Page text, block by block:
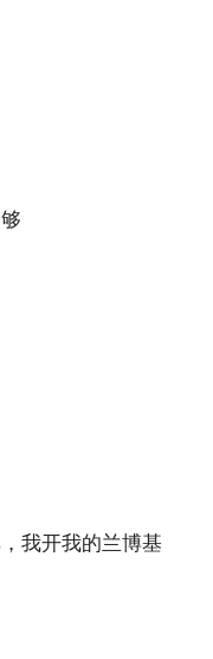
我开我的兰博基